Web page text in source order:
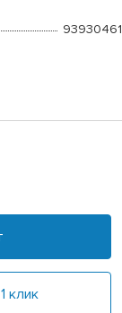
93930461
клик